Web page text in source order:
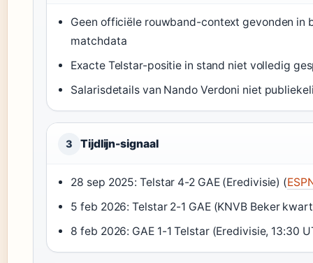
Geen officiële rouwband-context gevonden
matchdata
Exacte Telstar-positie in stand niet volledig
Salarisdetails van Nando Verdoni niet
3 Tijdlijn-signaal
28 sep 2025: Telstar 4-2 GAE (Eredivisie) (
5 feb 2026: Telstar 2-1 GAE (KNVB Beker
8 feb 2026: GAE 1-1 Telstar (Eredivisie, 13:30